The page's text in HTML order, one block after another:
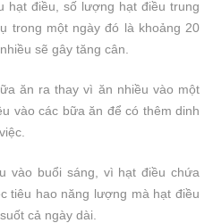
hạt điều, số lượng hạt điều trung
trong một ngày đó là khoảng 20
sẽ gây tăng cân.
ăn ra thay vì ăn nhiều vào một
vào các bữa ăn để có thêm dinh
vào buổi sáng, vì hạt điều chứa
tiêu hao năng lượng mà hạt điều
cả ngày dài.